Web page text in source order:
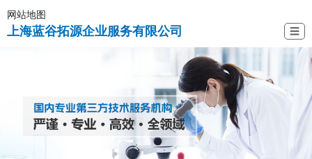
网站地图
上海蓝谷拓源企业服务有限公司 ☰